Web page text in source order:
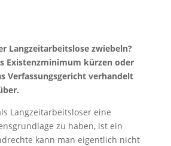
Langzeitarbeitslose zwiebeln?
Existenzminimum kürzen oder
Verfassungsgericht verhandelt
Langzeitarbeitsloser eine
zu haben, ist ein
kann man eigentlich nicht